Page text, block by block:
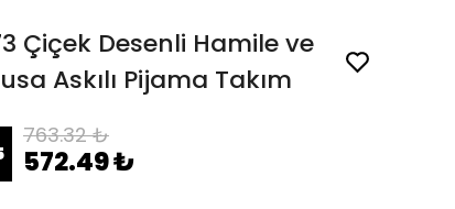
Çiçek Desenli Hamile ve
Askılı Pijama Takım
763.32 ₺
572.49 ₺